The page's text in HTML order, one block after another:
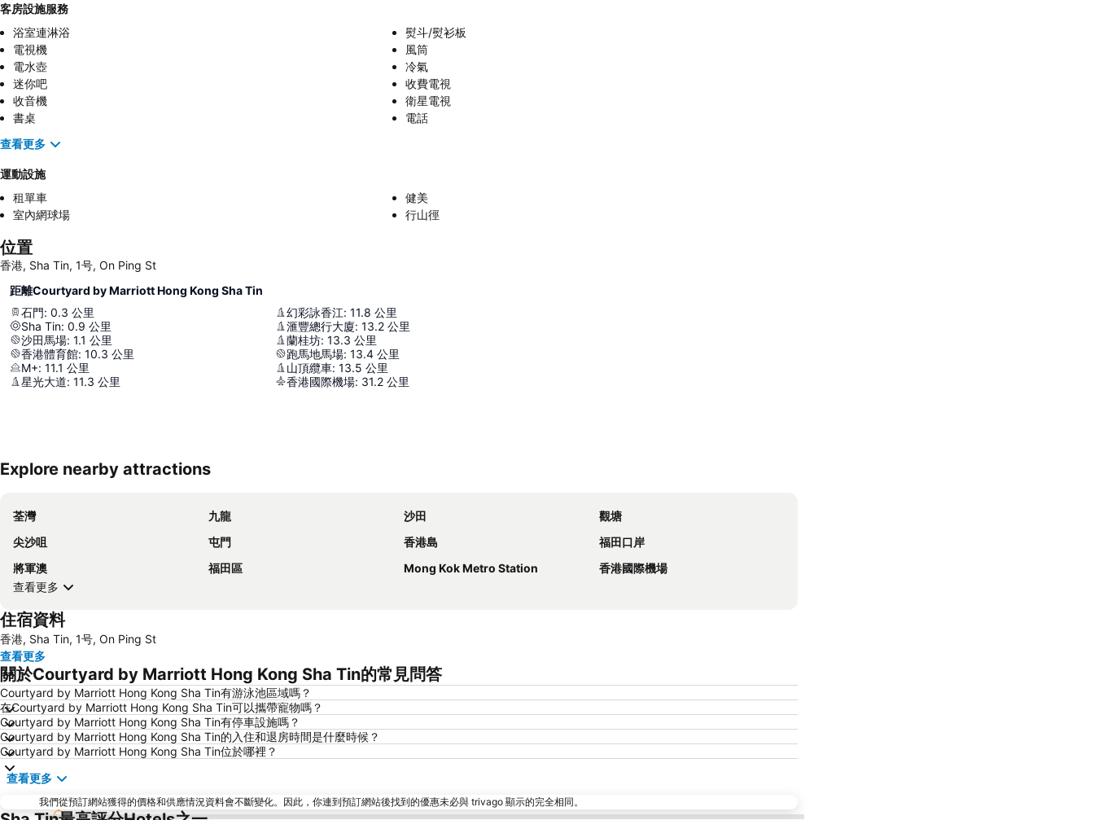
客房設施服務
浴室連淋浴
熨斗/熨衫板
電視機
風筒
電水壺
冷氣
迷你吧
收費電視
收音機
衛星電視
書桌
電話
查看更多
運動設施
租單車
健美
室內網球場
行山徑
位置
香港, Sha Tin, 1号, On Ping St
距離Courtyard by Marriott Hong Kong Sha Tin
石門: 0.3 公里
Sha Tin: 0.9 公里
沙田馬場: 1.1 公里
香港體育館: 10.3 公里
M+: 11.1 公里
星光大道: 11.3 公里
幻彩詠香江: 11.8 公里
滙豐總行大廈: 13.2 公里
蘭桂坊: 13.3 公里
跑馬地馬場: 13.4 公里
山頂纜車: 13.5 公里
香港國際機場: 31.2 公里
Explore nearby attractions
荃灣 九龍 沙田
觀塘
尖沙咀
屯門 香港島
福田口岸
將軍澳
福田區 Mong Kok Metro Station
香港國際機場
查看更多
住宿資料
香港, Sha Tin, 1号, On Ping St
查看更多
關於Courtyard by Marriott Hong Kong Sha Tin的常見問答
Courtyard by Marriott Hong Kong Sha Tin有游泳池區域嗎？
在Courtyard by Marriott Hong Kong Sha Tin可以攜帶寵物嗎？
Courtyard by Marriott Hong Kong Sha Tin有停車設施嗎？
Courtyard by Marriott Hong Kong Sha Tin的入住和退房時間是什麼時候？
Courtyard by Marriott Hong Kong Sha Tin位於哪裡？
查看更多
我們從預訂網站獲得的價格和供應情況資料會不斷變化。因此，你連到預訂網站後找到的優惠未必與 trivago 顯示的完全相同。